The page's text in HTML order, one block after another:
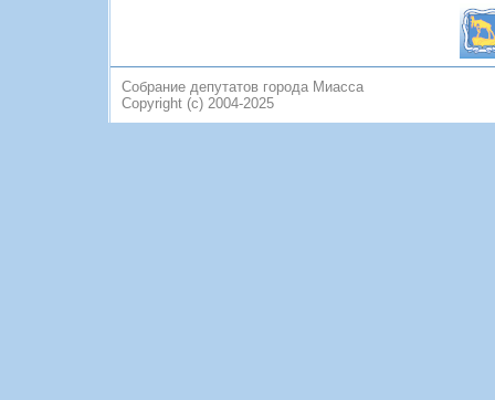
Собрание депутатов города Миасса
Copyright (c) 2004-2025